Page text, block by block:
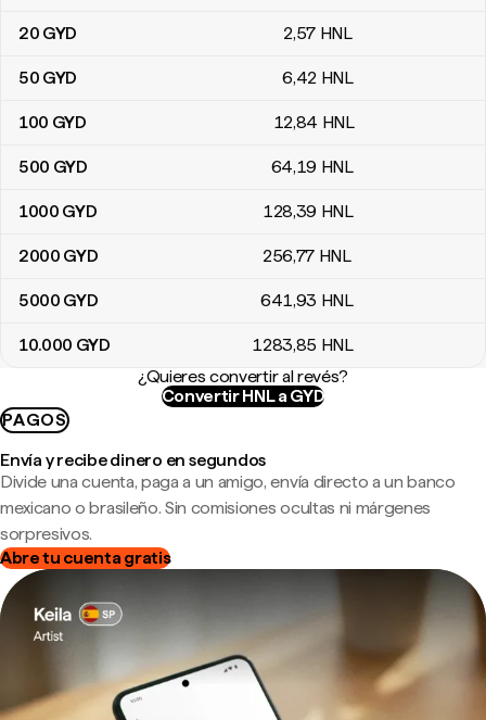
20 GYD 2,57 HNL
50 GYD 6,42 HNL
100 GYD 12,84 HNL
500 GYD 64,19 HNL
1000 GYD 128,39 HNL
2000 GYD 256,77 HNL
5000 GYD 641,93 HNL
10.000 GYD 1283,85 HNL
¿Quieres convertir al revés?
Convertir HNL a GYD
PAGOS
Envía y recibe dinero en segundos
Divide una cuenta, paga a un amigo, envía directo a un banco
mexicano o brasileño. Sin comisiones ocultas ni márgenes
sorpresivos.
Abre tu cuenta gratis